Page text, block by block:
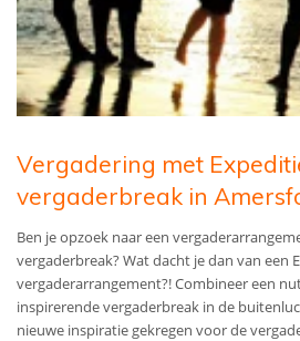
Vergadering met
vergaderbreak in
Ben je opzoek naar een
vergaderbreak? Wat dacht je dan van een
vergaderarrangement?! Combineer een
inspirerende vergaderbreak in de
nieuwe inspiratie gekregen voor de